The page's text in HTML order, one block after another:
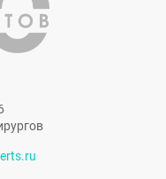
в 56 лет, —
ни разу не
хирургам. Но
Попробуем